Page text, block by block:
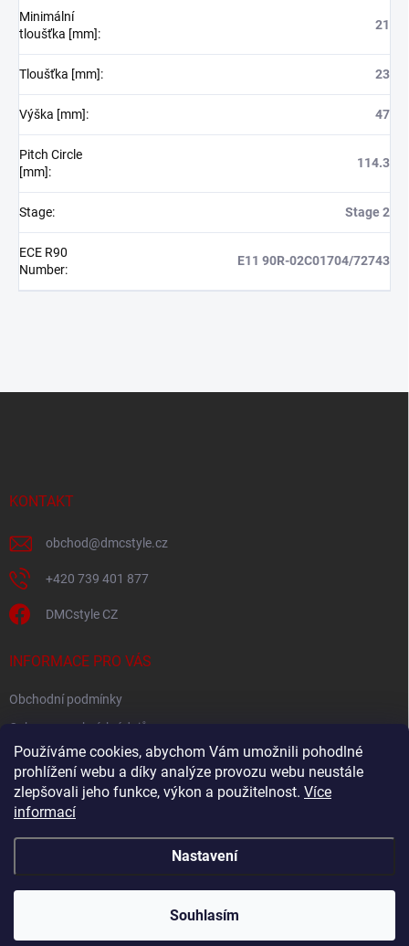
Používáme cookies, abychom Vám umožnili pohodlné
prohlížení webu a díky analýze provozu webu neustále
zlepšovali jeho funkce, výkon a použitelnost. Více
informací
Nastavení
Souhlasím
Minimální
tloušťka [mm]:
21
Tloušťka [mm]: 23
Výška [mm]: 47
Pitch Circle
[mm]:
114.3
Stage: Stage 2
ECE R90
Number:
E11 90R-02C01704/72743
KONTAKT
obchod@dmcstyle.cz
+420 739 401 877
DMCstyle CZ
INFORMACE PRO VÁS
Obchodní podmínky
Ochrana osobních údajů
FACEBOOK
Copyright 2026DMC style. Všechna práva vyhrazena.Upravit nastavení
cookies